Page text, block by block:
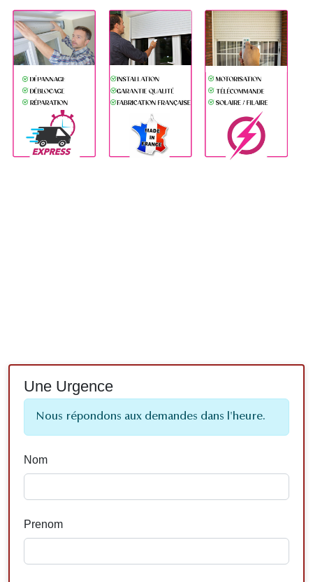
Une Urgence
Nous répondons aux demandes dans l'heure.
Nom
Prenom